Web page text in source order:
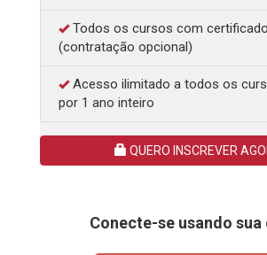
Todos os cursos com certificado
(contratação opcional)
Acesso ilimitado a todos os
por 1 ano inteiro
QUERO INSCREVER
Conecte-se usando sua